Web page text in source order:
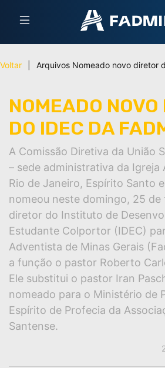
Voltar Arquivos Nomeado novo diretor
NOMEADO NOVO
DO IDEC DA
A Comissão Diretiva da União
– sede administrativa da Igreja
Rio de Janeiro, Espírito Santo
nomeou neste domingo, 25
diretor do Instituto de
Estudante Colportor (IDEC)
Adventista de Minas Gerais
a função o pastor Roberto
Ele substitui o pastor Iran
nomeado para o Ministério de
Espírito de Profecia da
Santense.